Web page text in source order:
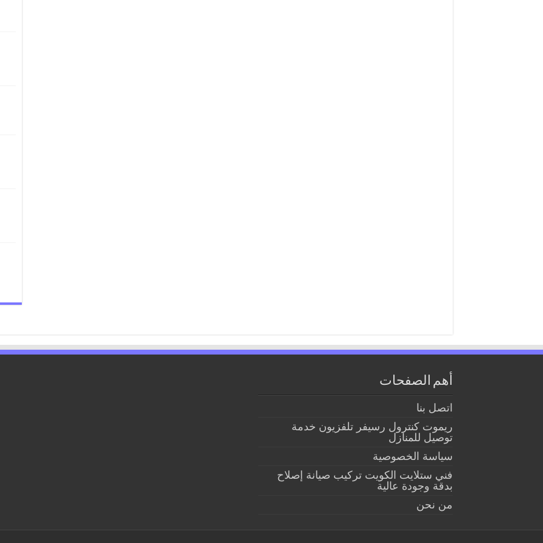
أهم الصفحات
اتصل بنا
ريموت كنترول رسيفر تلفزيون خدمة
توصيل للمنازل
سياسة الخصوصية
فني ستلايت الكويت تركيب صيانة إصلاح
بدقة وجودة عالية
من نحن